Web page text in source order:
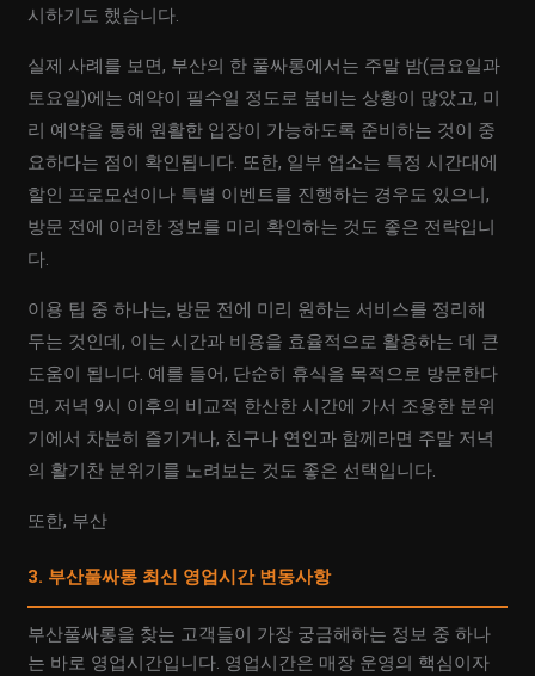
시하기도 했습니다.
실제 사례를 보면, 부산의 한 풀싸롱에서는 주말 밤(금요일과
토요일)에는 예약이 필수일 정도로 붐비는 상황이 많았고, 미
리 예약을 통해 원활한 입장이 가능하도록 준비하는 것이 중
요하다는 점이 확인됩니다. 또한, 일부 업소는 특정 시간대에
할인 프로모션이나 특별 이벤트를 진행하는 경우도 있으니,
방문 전에 이러한 정보를 미리 확인하는 것도 좋은 전략입니
다.
이용 팁 중 하나는, 방문 전에 미리 원하는 서비스를 정리해
두는 것인데, 이는 시간과 비용을 효율적으로 활용하는 데 큰
도움이 됩니다. 예를 들어, 단순히 휴식을 목적으로 방문한다
면, 저녁 9시 이후의 비교적 한산한 시간에 가서 조용한 분위
기에서 차분히 즐기거나, 친구나 연인과 함께라면 주말 저녁
의 활기찬 분위기를 노려보는 것도 좋은 선택입니다.
또한, 부산
3. 부산풀싸롱 최신 영업시간 변동사항
부산풀싸롱을 찾는 고객들이 가장 궁금해하는 정보 중 하나
는 바로 영업시간입니다. 영업시간은 매장 운영의 핵심이자